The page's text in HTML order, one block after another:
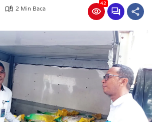
2 Min Baca
42